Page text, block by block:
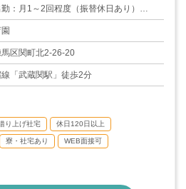
：月1～2回程度（振替休日あり）
休暇（6日）
休暇
区関町北2-26-20
「武蔵関駅」徒歩2分
り上げ社宅 休日120日以上
寮・社宅あり WEB面接可